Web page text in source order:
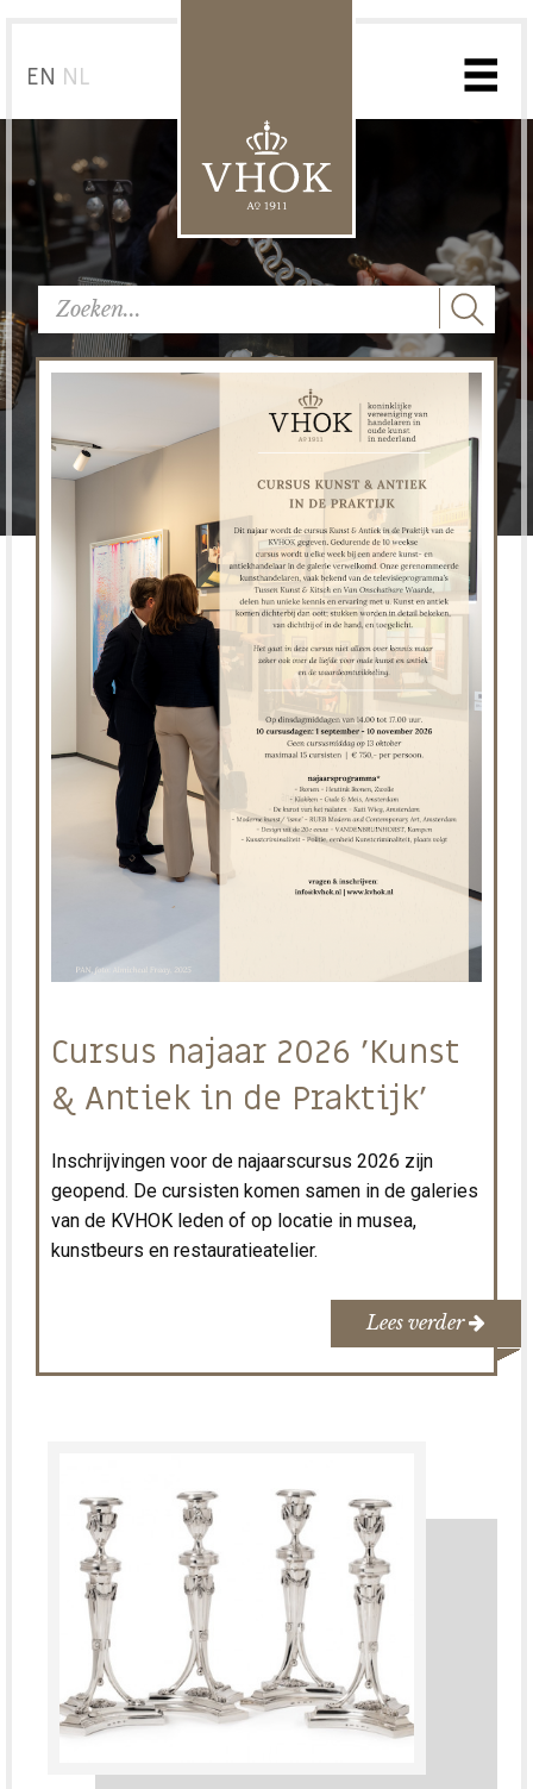
EN NL
Cursus najaar 2026 'Kunst
& Antiek in de Praktijk'
Inschrijvingen voor de najaarscursus 2026 zijn
geopend. De cursisten komen samen in de galeries
van de KVHOK leden of op locatie in musea,
kunstbeurs en restauratieatelier.
Lees verder